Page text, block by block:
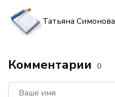
Татьяна Симонова
Комментарии 0